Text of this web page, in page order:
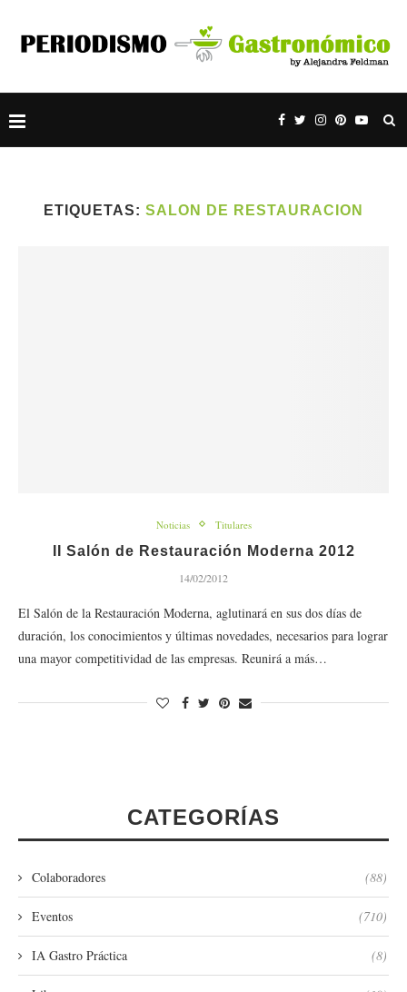
ETIQUETAS: SALON DE RESTAURACION
Noticias Titulares
II Salón de Restauración Moderna 2012
14/02/2012
El Salón de la Restauración Moderna, aglutinará en sus dos días de
duración, los conocimientos y últimas novedades, necesarios para lograr
una mayor competitividad de las empresas. Reunirá a más…
CATEGORÍAS
Colaboradores (88)
Eventos (710)
IA Gastro Práctica (8)